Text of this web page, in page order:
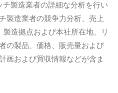
製造業者の詳細な分析を行い
製造業者の競争力分析、売上
造拠点および本社所在地、リ
の製品、価格、販売量および
画および買収情報などが含ま